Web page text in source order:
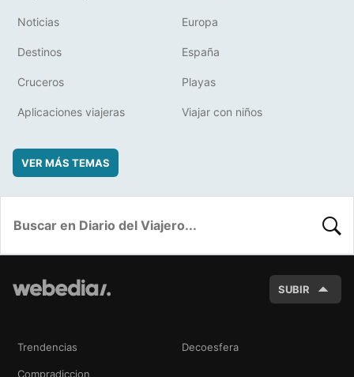
Noticias Europa
Destinos España
Cruceros Playas
Aplicaciones viajeras Viajar con niños
VER MÁS TEMAS
SUBIR
Trendencias Decoesfera
Compradiccion